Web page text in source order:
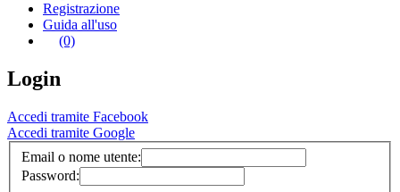
Registrazione
Guida all'uso
(0)
Login
Accedi tramite Facebook
Accedi tramite Google
Email o nome utente:
Password: